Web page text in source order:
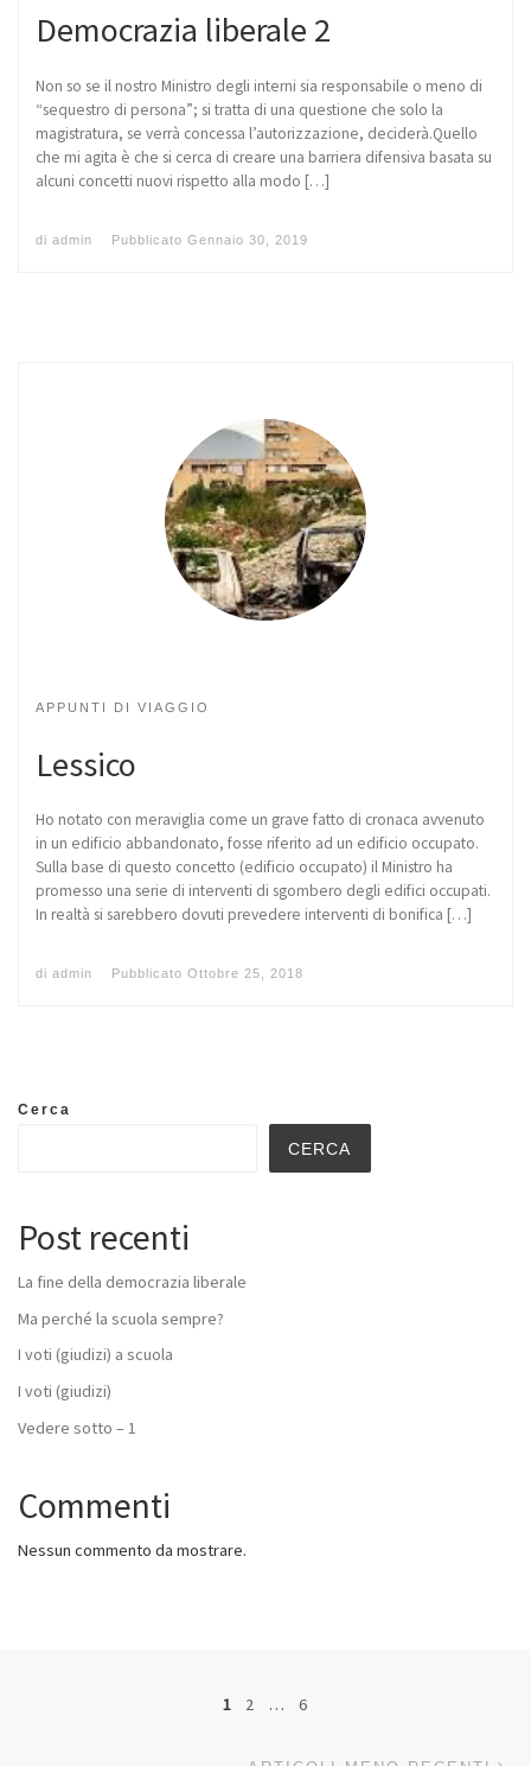
Democrazia liberale 2
Non so se il nostro Ministro degli interni sia responsabile o meno di
“sequestro di persona”; si tratta di una questione che solo la
magistratura, se verrà concessa l’autorizzazione, deciderà.Quello
che mi agita è che si cerca di creare una barriera difensiva basata su
alcuni concetti nuovi rispetto alla modo […]
di admin Pubblicato Gennaio 30, 2019
APPUNTI DI VIAGGIO
Lessico
Ho notato con meraviglia come un grave fatto di cronaca avvenuto
in un edificio abbandonato, fosse riferito ad un edificio occupato.
Sulla base di questo concetto (edificio occupato) il Ministro ha
promesso una serie di interventi di sgombero degli edifici occupati.
In realtà si sarebbero dovuti prevedere interventi di bonifica […]
di admin Pubblicato Ottobre 25, 2018
Cerca
CERCA
Post recenti
La fine della democrazia liberale
Ma perché la scuola sempre?
I voti (giudizi) a scuola
I voti (giudizi)
Vedere sotto – 1
Commenti
Nessun commento da mostrare.
Navigazione articoli
1 2 … 6